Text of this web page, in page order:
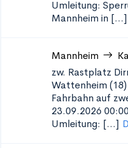
Umleitung:
Mannheim in [...]
Mannheim
zw. Rastplatz
Wattenheim (18)
Fahrbahn auf
23.09.2026
Umleitung: [...]